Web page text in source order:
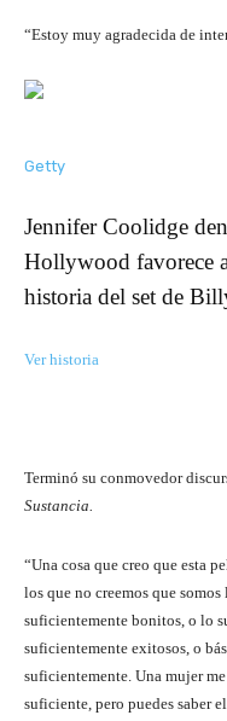
“Estoy muy agradecida de
Getty
Jennifer Coolidge
Hollywood favorece
historia del set de
Ver historia
Terminó su conmovedor
Sustancia.
“Una cosa que creo que esta
los que no creemos que
suficientemente bonitos, o lo
suficientemente exitosos, o
suficientemente. Una mujer
suficiente, pero puedes saber